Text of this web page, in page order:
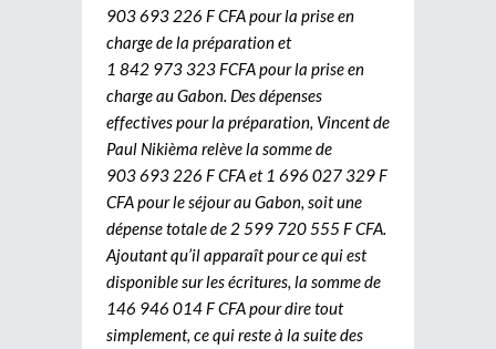
903 693 226 F CFA pour la prise en
charge de la préparation et
1 842 973 323 FCFA pour la prise en
charge au Gabon. Des dépenses
effectives pour la préparation, Vincent de
Paul Nikièma relève la somme de
903 693 226 F CFA et 1 696 027 329 F
CFA pour le séjour au Gabon, soit une
dépense totale de 2 599 720 555 F CFA.
Ajoutant qu’il apparaît pour ce qui est
disponible sur les écritures, la somme de
146 946 014 F CFA pour dire tout
simplement, ce qui reste à la suite des